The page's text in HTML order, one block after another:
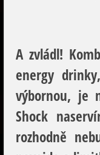
A zvládl!
energy
výbornou, je
Shock
rozhodně